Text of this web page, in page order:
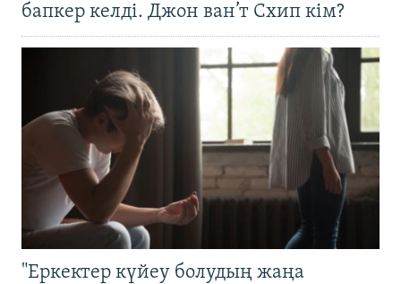
бапкер келді. Джон ван’т Схип кім?
"Еркектер күйеу болудың жаңа